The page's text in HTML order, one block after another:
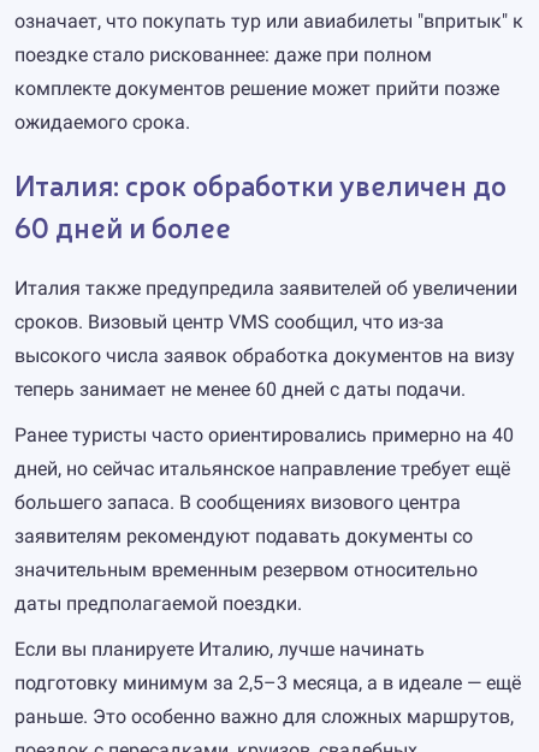
означает, что покупать тур или авиабилеты "впритык" к
поездке стало рискованнее: даже при полном
комплекте документов решение может прийти позже
ожидаемого срока.
Италия: срок обработки увеличен до
60 дней и более
Италия также предупредила заявителей об увеличении
сроков. Визовый центр VMS сообщил, что из-за
высокого числа заявок обработка документов на визу
теперь занимает не менее 60 дней с даты подачи.
Ранее туристы часто ориентировались примерно на 40
дней, но сейчас итальянское направление требует ещё
большего запаса. В сообщениях визового центра
заявителям рекомендуют подавать документы со
значительным временным резервом относительно
даты предполагаемой поездки.
Если вы планируете Италию, лучше начинать
подготовку минимум за 2,5–3 месяца, а в идеале — ещё
раньше. Это особенно важно для сложных маршрутов,